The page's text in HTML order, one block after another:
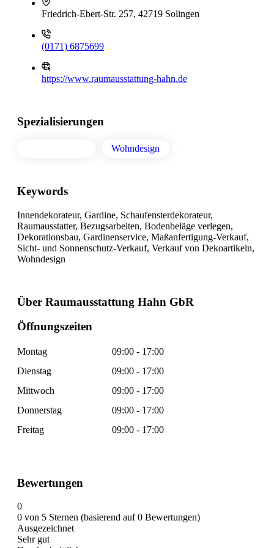
Friedrich-Ebert-Str. 257, 42719 Solingen
(0171) 6875699
https://www.raumausstattung-hahn.de
Spezialisierungen
Wohndesign
Keywords
Innendekorateur, Gardine, Schaufensterdekorateur,
Raumausstatter, Bezugsarbeiten, Bodenbeläge verlegen,
Dekorationsbau, Gardinenservice, Maßanfertigung-Verkauf,
Sicht- und Sonnenschutz-Verkauf, Verkauf von Dekoartikeln,
Wohndesign
Über Raumausstattung Hahn GbR
Öffnungszeiten
Montag
09:00 - 17:00
Dienstag
09:00 - 17:00
Mittwoch
09:00 - 17:00
Donnerstag
09:00 - 17:00
Freitag
09:00 - 17:00
Bewertungen
0
0 von 5 Sternen (basierend auf 0 Bewertungen)
Ausgezeichnet
Sehr gut